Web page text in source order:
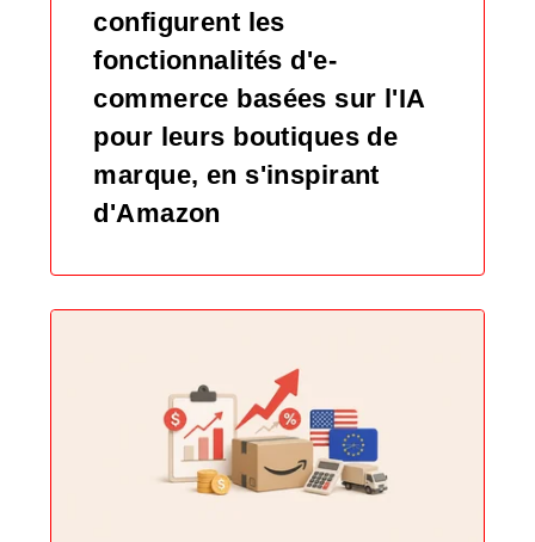
configurent les
fonctionnalités d'e-
commerce basées sur l'IA
pour leurs boutiques de
marque, en s'inspirant
d'Amazon